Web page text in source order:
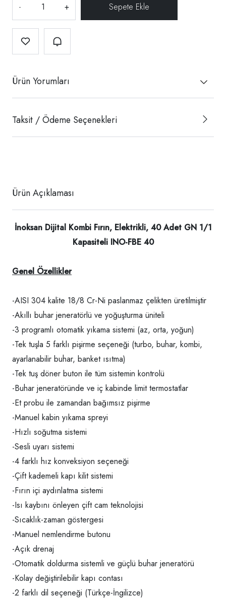
- +
Ürün Yorumları
Taksit / Ödeme Seçenekleri
Ürün Açıklaması
İnoksan Dijital Kombi Fırın, Elektrikli, 40 Adet GN 1/1
Kapasiteli INO-FBE 40
Genel Özellikler
-AISI 304 kalite 18/8 Cr-Ni paslanmaz çelikten üretilmiştir
-Akıllı buhar jeneratörlü ve yoğuşturma üniteli
-3 programlı otomatik yıkama sistemi (az, orta, yoğun)
-Tek tuşla 5 farklı pişirme seçeneği (turbo, buhar, kombi,
ayarlanabilir buhar, banket ısıtma)
-Tek tuş döner buton ile tüm sistemin kontrolü
-Buhar jeneratöründe ve iç kabinde limit termostatlar
-Et probu ile zamandan bağımsız pişirme
-Manuel kabin yıkama spreyi
-Hızlı soğutma sistemi
-Sesli uyarı sistemi
-4 farklı hız konveksiyon seçeneği
-Çift kademeli kapı kilit sistemi
-Fırın içi aydınlatma sistemi
-Isı kaybını önleyen çift cam teknolojisi
-Sıcaklık-zaman göstergesi
-Manuel nemlendirme butonu
-Açık drenaj
-Otomatik doldurma sistemli ve güçlü buhar jeneratörü
-Kolay değiştirilebilir kapı contası
-2 farklı dil seçeneği (Türkçe-İngilizce)